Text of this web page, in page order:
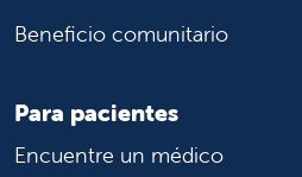
Beneficio comunitario
Para pacientes
Encuentre un médico